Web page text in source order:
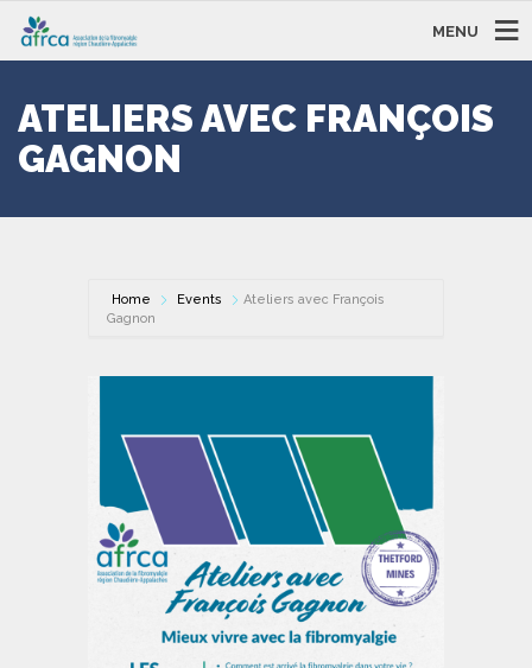
MENU
ATELIERS AVEC FRANÇOIS
GAGNON
Home Events
Ateliers avec François
Gagnon